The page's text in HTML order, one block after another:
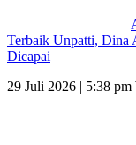
Terbaik Unpatti, Dina
Dicapai
29 Juli 2026 | 5:38